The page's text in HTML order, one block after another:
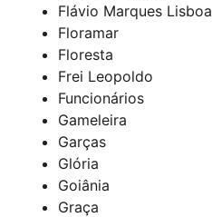
Flávio Marques Lisboa
Floramar
Floresta
Frei Leopoldo
Funcionários
Gameleira
Garças
Glória
Goiânia
Graça